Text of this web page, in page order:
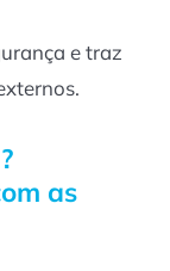
e traz
as